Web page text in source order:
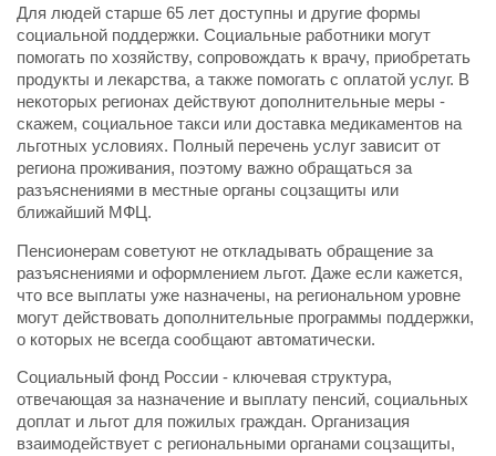
Для людей старше 65 лет доступны и другие формы
социальной поддержки. Социальные работники могут
помогать по хозяйству, сопровождать к врачу, приобретать
продукты и лекарства, а также помогать с оплатой услуг. В
некоторых регионах действуют дополнительные меры -
скажем, социальное такси или доставка медикаментов на
льготных условиях. Полный перечень услуг зависит от
региона проживания, поэтому важно обращаться за
разъяснениями в местные органы соцзащиты или
ближайший МФЦ.
Пенсионерам советуют не откладывать обращение за
разъяснениями и оформлением льгот. Даже если кажется,
что все выплаты уже назначены, на региональном уровне
могут действовать дополнительные программы поддержки,
о которых не всегда сообщают автоматически.
Социальный фонд России - ключевая структура,
отвечающая за назначение и выплату пенсий, социальных
доплат и льгот для пожилых граждан. Организация
взаимодействует с региональными органами соцзащиты,